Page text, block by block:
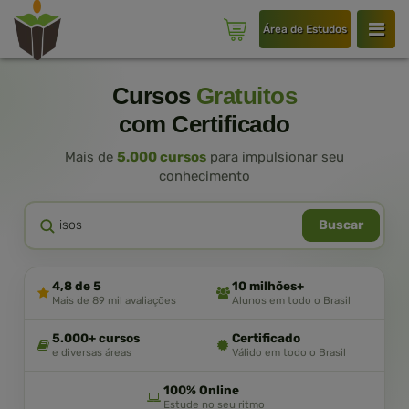
Área de Estudos
Cursos Gratuitos
com Certificado
Mais de 5.000 cursos para impulsionar seu
conhecimento
Buscar
4,8 de 5
Mais de 89 mil avaliações
10 milhões+
Alunos em todo o Brasil
5.000+ cursos
e diversas áreas
Certificado
Válido em todo o Brasil
100% Online
Estude no seu ritmo